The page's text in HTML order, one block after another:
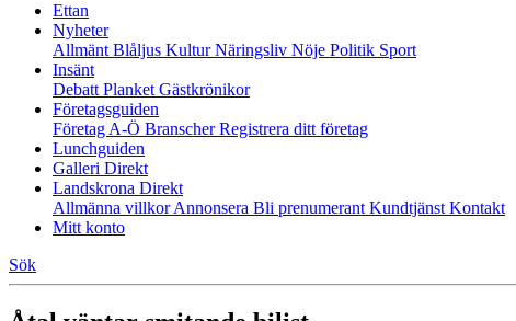
Ettan
Nyheter
Allmänt Blåljus KulturNäringsliv Nöje Politik Sport
Insänt
Debatt Planket Gästkrönikor
Företagsguiden
Företag A-Ö BranscherRegistrera ditt företag
Lunchguiden
Galleri Direkt
Landskrona Direkt
Allmänna villkorAnnonsera Bli prenumerant Kundtjänst Kontakt
Mitt konto
Sök